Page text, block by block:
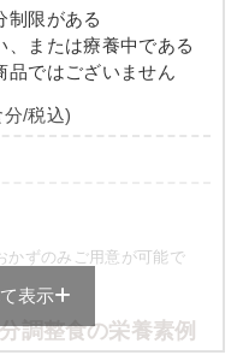
あるため、メニューによっ
。 牛乳セットでの栄養価
ト）のメニュー例
ムパン
制限がある
、または療養中である
品ではございません
/税込)
かずのみご用意が可能で
調整食の栄養素例
表示